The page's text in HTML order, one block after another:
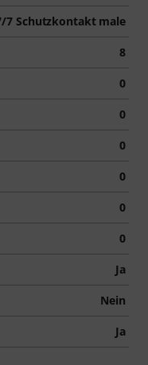
7 Schutzkontakt male
8
0
0
0
0
0
0
Ja
Nein
Ja